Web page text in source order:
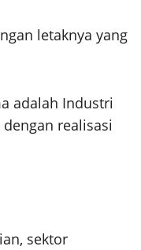
letaknya yang
adalah Industri
realisasi
sektor